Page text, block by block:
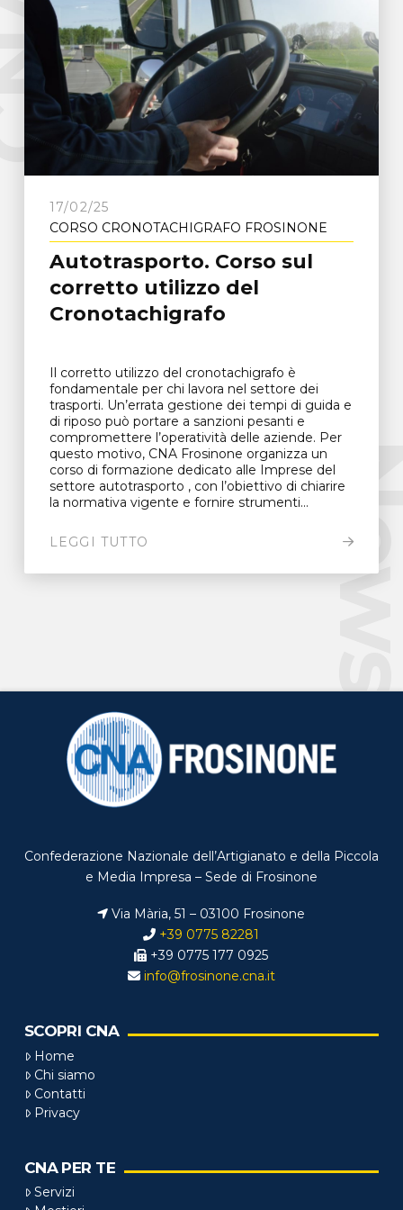
17/02/25
CORSO CRONOTACHIGRAFO FROSINONE
Autotrasporto. Corso sul
corretto utilizzo del
Cronotachigrafo
Il corretto utilizzo del cronotachigrafo è
fondamentale per chi lavora nel settore dei
trasporti. Un’errata gestione dei tempi di guida e
di riposo può portare a sanzioni pesanti e
compromettere l’operatività delle aziende. Per
questo motivo, CNA Frosinone organizza un
corso di formazione dedicato alle Imprese del
settore autotrasporto , con l’obiettivo di chiarire
la normativa vigente e fornire strumenti...
LEGGI TUTTO
Confederazione Nazionale dell’Artigianato e della Piccola
e Media Impresa – Sede di Frosinone
Via Mària, 51 – 03100 Frosinone
+39 0775 82281
+39 0775 177 0925
info@frosinone.cna.it
SCOPRI CNA
Home
Chi siamo
Contatti
Privacy
CNA PER TE
Servizi